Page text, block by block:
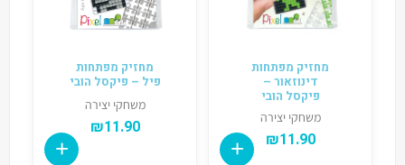
מחזיק מפתחות
דינוזאור –
פיקסל הובי
משחקי יצירה
₪11.90
מחזיק מפתחות
פיל – פיקסל הובי
משחקי יצירה
₪11.90